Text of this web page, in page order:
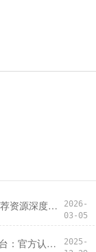
深圳98场推荐资源深度解析
2026-
03-05
深圳中圈平台：官方认证，安全有保障
2025-